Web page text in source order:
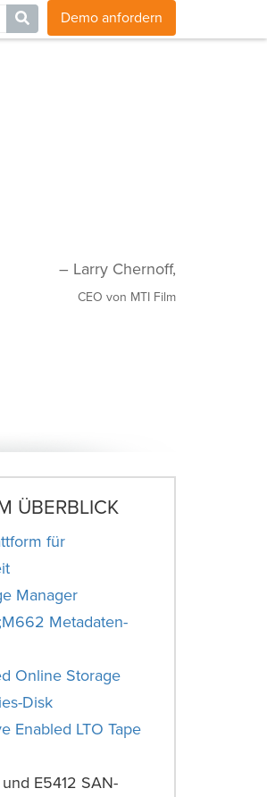
Blog Karriere Kontakt
Demo anfordern
– Larry Chernoff,
CEO von MTI Film
ÜBERBLICK
für
Manager
Metadaten-
Online Storage
Disk
Enabled LTO Tape
E5412 SAN-